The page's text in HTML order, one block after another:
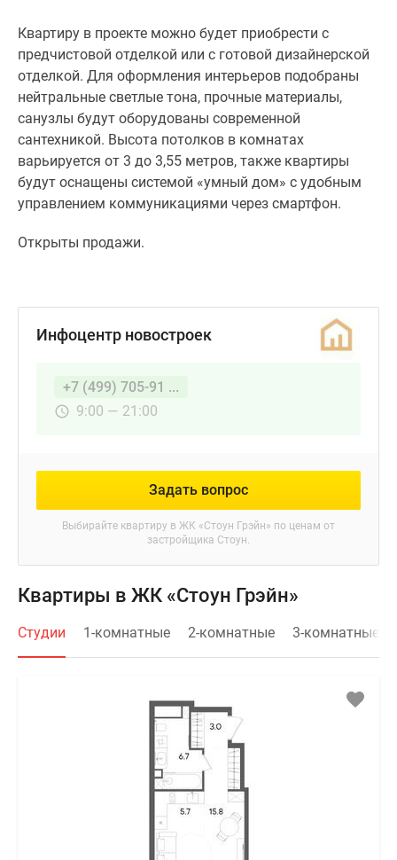
Квартиру в проекте можно будет приобрести с
предчистовой отделкой или с готовой дизайнерской
отделкой. Для оформления интерьеров подобраны
нейтральные светлые тона, прочные материалы,
санузлы будут оборудованы современной
сантехникой. Высота потолков в комнатах
варьируется от 3 до 3,55 метров, также квартиры
будут оснащены системой «умный дом» с удобным
управлением коммуникациями через смартфон.
Открыты продажи.
Инфоцентр новостроек
+7 (499) 705-91 ...
9:00 — 21:00
Задать вопрос
Выбирайте квартиру в ЖК «Стоун Грэйн» по ценам от
застройщика Стоун.
Квартиры в ЖК «Стоун Грэйн»
Студии 1-комнатные 2-комнатные 3-комнатные